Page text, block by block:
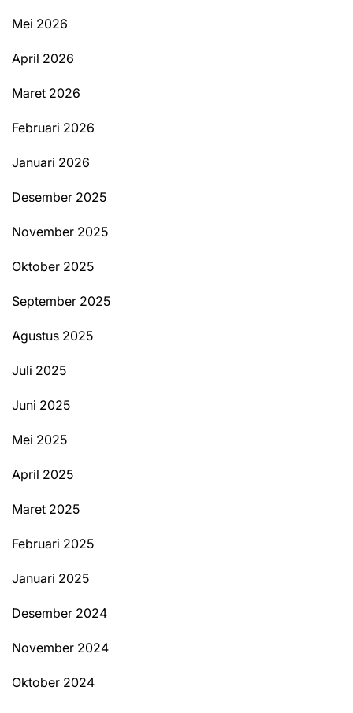
Mei 2026
April 2026
Maret 2026
Februari 2026
Januari 2026
Desember 2025
November 2025
Oktober 2025
September 2025
Agustus 2025
Juli 2025
Juni 2025
Mei 2025
April 2025
Maret 2025
Februari 2025
Januari 2025
Desember 2024
November 2024
Oktober 2024